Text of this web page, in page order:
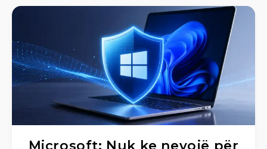
Microsoft: Nuk ke nevojë për